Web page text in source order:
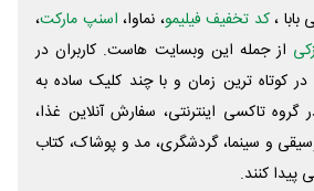
،کد تخفیف فیلیمو، نماوا، اسنپ مارکت،
از جمله این وبسایت ‌هاست. کاربران در
کوتاه ترین زمان و با چند کلیک ساده به
تاکسی اینترنتی، سفارش آنلاین غذا،
و سینما، گردشگری، مد و پوشاک، کتاب
پیدا کنند.